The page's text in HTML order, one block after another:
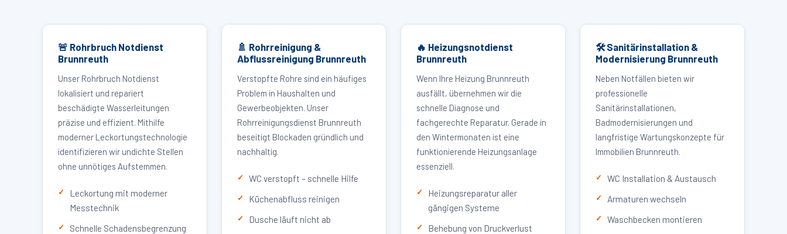
🚨 Rohrbruch Notdienst
Brunnreuth
Unser Rohrbruch Notdienst
lokalisiert und repariert
beschädigte Wasserleitungen
präzise und effizient. Mithilfe
moderner Leckortungstechnologie
identifizieren wir undichte Stellen
ohne unnötiges Aufstemmen.
Leckortung mit moderner
Messtechnik
Schnelle Schadensbegrenzung
🚿 Rohrreinigung &
Abflussreinigung Brunnreuth
Verstopfte Rohre sind ein häufiges
Problem in Haushalten und
Gewerbeobjekten. Unser
Rohrreinigungsdienst Brunnreuth
beseitigt Blockaden gründlich und
nachhaltig.
WC verstopft – schnelle Hilfe
Küchenabfluss reinigen
Dusche läuft nicht ab
🔥 Heizungsnotdienst
Brunnreuth
Wenn Ihre Heizung Brunnreuth
ausfällt, übernehmen wir die
schnelle Diagnose und
fachgerechte Reparatur. Gerade in
den Wintermonaten ist eine
funktionierende Heizungsanlage
essenziell.
Heizungsreparatur aller
gängigen Systeme
Behebung von Druckverlust
🛠 Sanitärinstallation &
Modernisierung Brunnreuth
Neben Notfällen bieten wir
professionelle
Sanitärinstallationen,
Badmodernisierungen und
langfristige Wartungskonzepte für
Immobilien Brunnreuth.
WC Installation & Austausch
Armaturen wechseln
Waschbecken montieren